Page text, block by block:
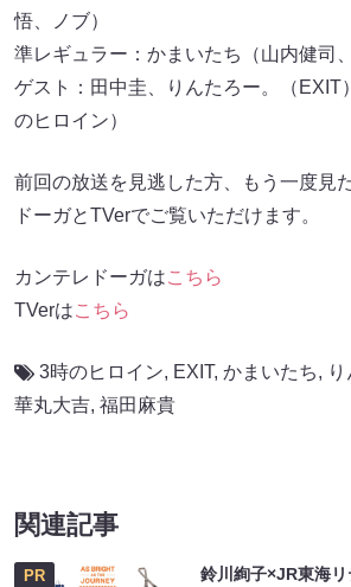
悟、ノブ）
準レギュラー：かまいたち（山内健司
ゲスト：田中圭、りんたろー。（EXIT
のヒロイン）
前回の放送を見逃した方、もう一度見
ドーガとTVerでご覧いただけます。
カンテレドーガはこちら
TVerはこちら
3時のヒロイン, EXIT, かまいたち,
華丸大吉, 福田麻貴
関連記事
PR
鈴川絢子×JR東海